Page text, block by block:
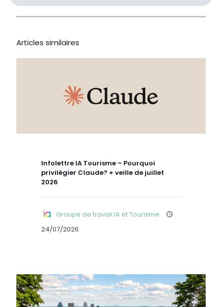
Articles similaires
Infolettre IA Tourisme – Pourquoi
privilégier Claude? + veille de juillet
2026
Groupe de travail IA et Tourisme
24/07/2026